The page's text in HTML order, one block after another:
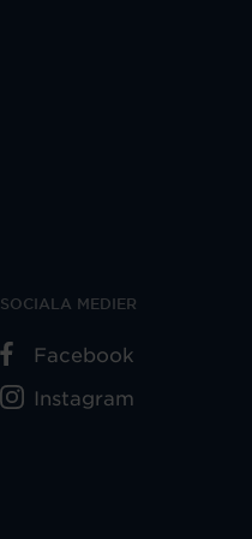
SOCIALA MEDIER
Facebook
Instagram